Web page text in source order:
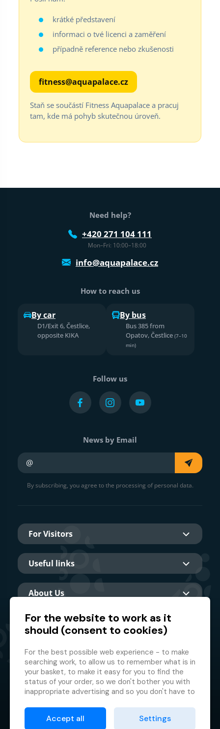
krátké představení
informaci o tvé licenci a zaměření
případně reference nebo zkušenosti
fitness@aquapalace.cz
Staň se součástí Fitness Aquapalace a pracuj
tam, kde má pohyb skutečnou úroveň.
Web footer
Need help?
+420 271 104 111
Mon–Fri: 10:00–18:00
info@aquapalace.cz
How to reach us
By car
D1/Exit 6, Čestlice,
opposite KIKA
By bus
Bus 385 from
Opatov, Čestlice (7–10
min)
Follow us
News by Email
By subscribing, you agree to the processing of personal data.
For Visitors
Useful links
About Us
Main partner
© 2026 GMF Aquapark Prague, a.s.
For the website to work as it
should (consent to cookies)
For the best possible web experience - to make
searching work, to allow us to remember what is in
your basket, to make it easy for you to find the
status of your order, so we don't bother you with
inappropriate advertising and so you don't have to
This is why we need your consent toprocessing
of cookies
, i.e. small files which are temporarily
Accept all Settings